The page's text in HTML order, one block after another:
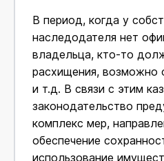
В период, когда у
наследодателя нет
владельца, кто-то
расхищения, возможно
и т.д. В связи с этим
законодательство
комплекс мер,
обеспечение
использование